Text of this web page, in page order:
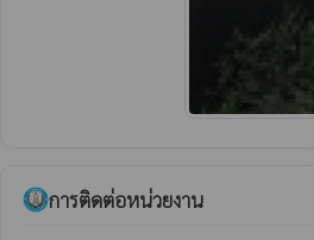
การติดต่อหน่วยงาน